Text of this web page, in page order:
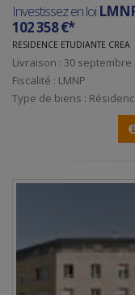
Investissez en loi
102 358 €*
RESIDENCE ETUDIANTE CREA
Livraison : 30 septembre
Fiscalité : LMNP
Type de biens :